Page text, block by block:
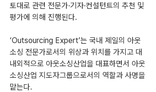
토대로 관련 전문가·기자·컨설턴트의 추천 및
평가에 의해 진행된다.
‘Outsourcing Expert’는 국내 제일의 아웃
소싱 전문가로서의 위상과 위치를 가지고 대
내외적으로 아웃소싱산업을 대표하면서 아웃
소싱산업 지도자그룹으로서의 역할과 사명을
맡는다.